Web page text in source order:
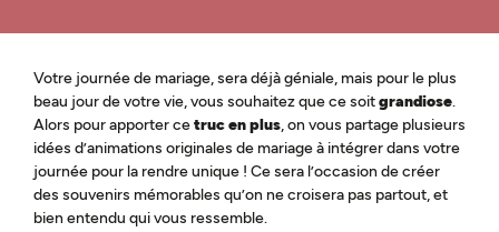
Votre journée de mariage, sera déjà géniale, mais pour le plus
beau jour de votre vie, vous souhaitez que ce soitgrandiose.
Alors pour apporter cetruc en plus, on vous partage plusieurs
idées d’animations originales de mariage à intégrer dans votre
journée pour la rendre unique ! Ce sera l’occasion de créer
des souvenirs mémorables qu’on ne croisera pas partout, et
bien entendu qui vous ressemble.